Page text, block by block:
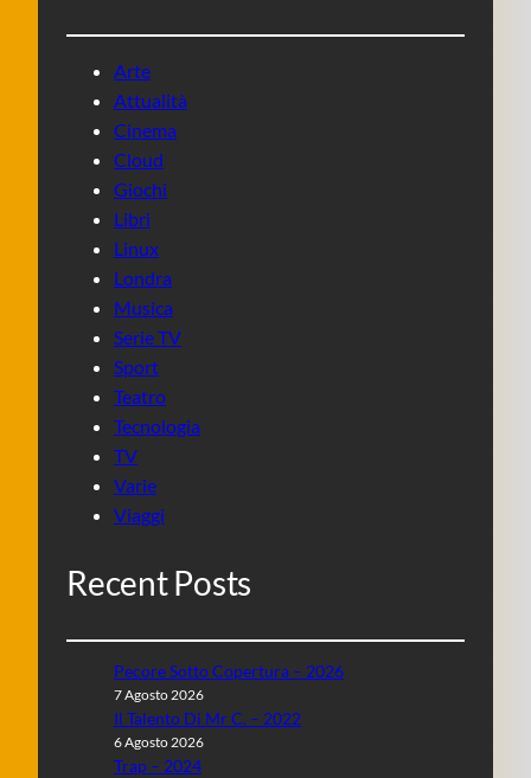
Arte
Attualità
Cinema
Cloud
Giochi
Libri
Linux
Londra
Musica
Serie TV
Sport
Teatro
Tecnologia
TV
Varie
Viaggi
Recent Posts
Pecore Sotto Copertura – 2026
7 Agosto 2026
Il Talento Di Mr C. – 2022
6 Agosto 2026
Trap – 2024